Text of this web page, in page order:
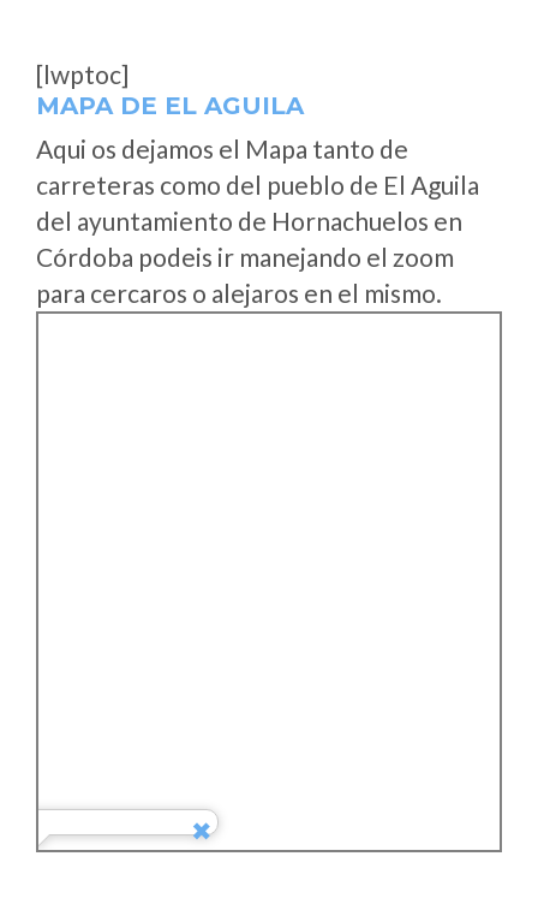
[lwptoc]
MAPA DE EL AGUILA
Aqui os dejamos el Mapa tanto de
carreteras como del pueblo de El Aguila
del ayuntamiento de Hornachuelos en
Córdoba podeis ir manejando el zoom
para cercaros o alejaros en el mismo.